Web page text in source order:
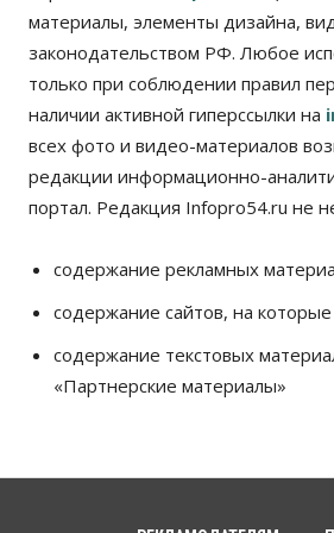
материалы, элементы дизайна,
законодательством РФ. Любое
только при соблюдении правил
наличии активной гиперссылки на
всех фото и видео-материалов
редакции информационно-
портал. Редакция Infopro54.ru не
содержание рекламных
содержание сайтов, на
содержание текстовых
«Партнерские материалы»